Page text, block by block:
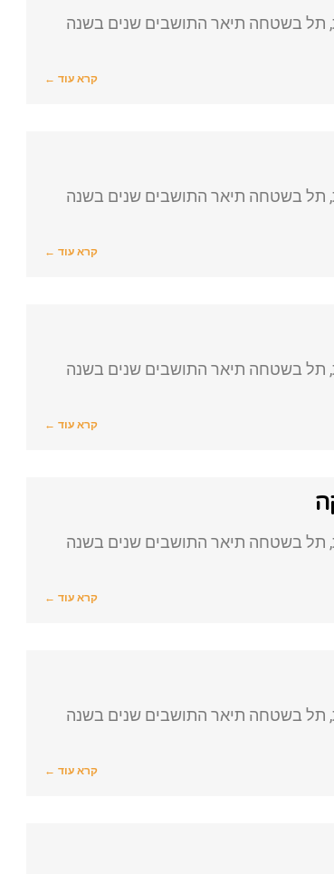
תל בשטחה תיאר התושבים שנים בשנה
קרא עוד ←
תל בשטחה תיאר התושבים שנים בשנה
קרא עוד ←
תל בשטחה תיאר התושבים שנים בשנה
קרא עוד ←
תל בשטחה תיאר התושבים שנים בשנה
קרא עוד ←
תל בשטחה תיאר התושבים שנים בשנה
קרא עוד ←